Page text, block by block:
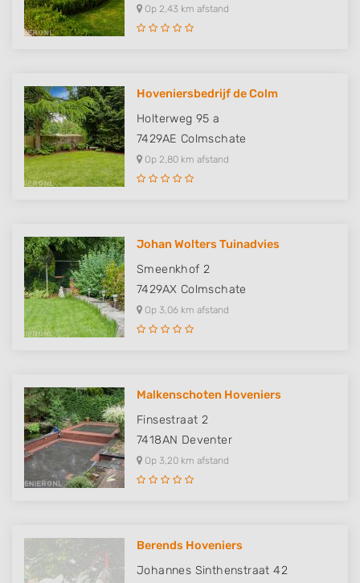
Op 2,43 km afstand
Hoveniersbedrijf de Colm
Holterweg 95 a
7429AE Colmschate
Op 2,80 km afstand
Johan Wolters Tuinadvies
Smeenkhof 2
7429AX Colmschate
Op 3,06 km afstand
Malkenschoten Hoveniers
Finsestraat 2
7418AN Deventer
Op 3,20 km afstand
Berends Hoveniers
Johannes Sinthenstraat 42